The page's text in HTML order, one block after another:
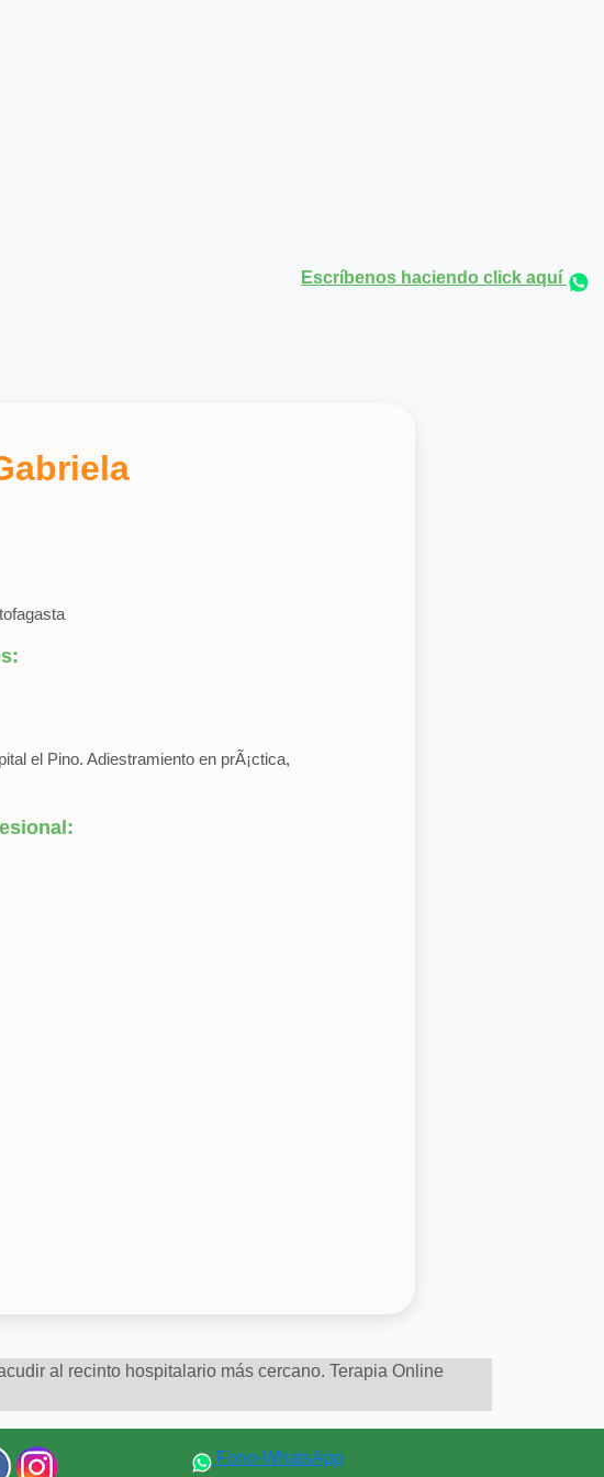
Escríbenos haciendo click aquí
el Pino. Adiestramiento en prÃ¡ctica,
al recinto hospitalario más cercano. Terapia Online
Fono-WhatsApp